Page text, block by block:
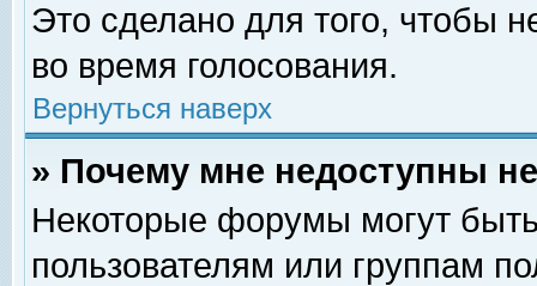
Это сделано для того, чтобы
во время голосования.
Вернуться наверх
» Почему мне недоступны
Некоторые форумы могут
пользователям или группам